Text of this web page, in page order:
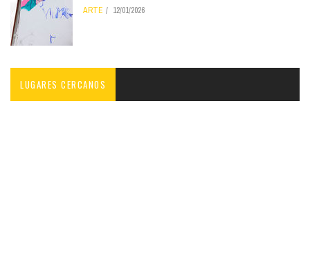
ARTE 12/01/2026
LUGARES CERCANOS